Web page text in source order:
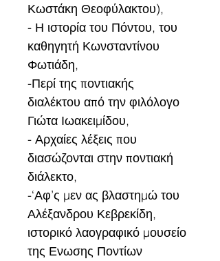
Κωστάκη Θεοφύλακτου),
- Η ιστορία του Πόντου, του
καθηγητή Κωνσταντίνου
Φωτιάδη,
-Περί της ποντιακής
διαλέκτου από την φιλόλογο
Γιώτα Ιωακειμίδου,
- Αρχαίες λέξεις που
διασώζονται στην ποντιακή
διάλεκτο,
-‘Αφ’ς μεν ας βλαστημώ του
Αλέξανδρου Κεβρεκίδη,
ιστορικό λαογραφικό μουσείο
της Ενωσης Ποντίων